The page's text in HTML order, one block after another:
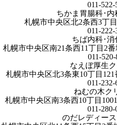
011-522-
ちかま胃腸科･内
札幌市中央区北2条西3丁
011-222-
ちば内科･消
札幌市中央区南21条西11丁目2
011-520-
なえぼ厚生
札幌市中央区北3条東10丁目
011-232-
ねむの木ク
札幌市中央区南3条西10丁目
011-280-
のだレディー